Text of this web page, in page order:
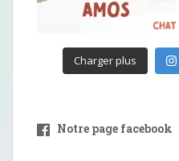
Charger plus
Notre page facebook